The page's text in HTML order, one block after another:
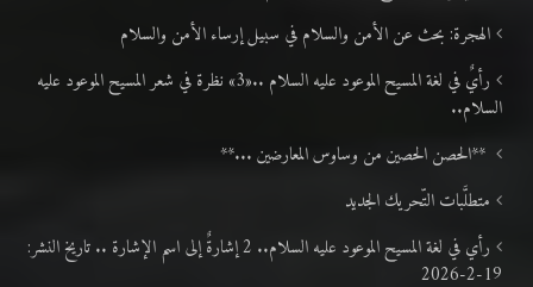
رأيٌ في لغة المسيح الموعود عليه السلام ..«3» نظرة في شعر المسيح الموعود عليه
السلام..
**الحصن الحصين من وساوس المعارضين ...**
متطلَّبات التّحريك الجديد
رأيٌ في لغة المسيح الموعود عليه السلام ..1 في محنة اللغة ومعاني «الاشتهار»